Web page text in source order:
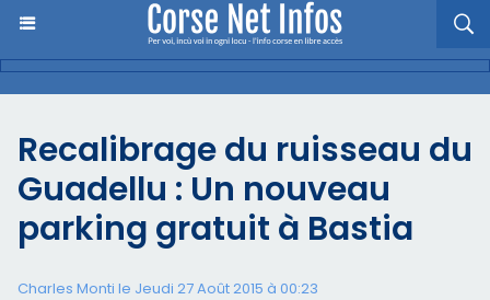
Recalibrage du ruisseau du
Guadellu : Un nouveau
parking gratuit à Bastia
Charles Monti le Jeudi 27 Août 2015 à 00:23